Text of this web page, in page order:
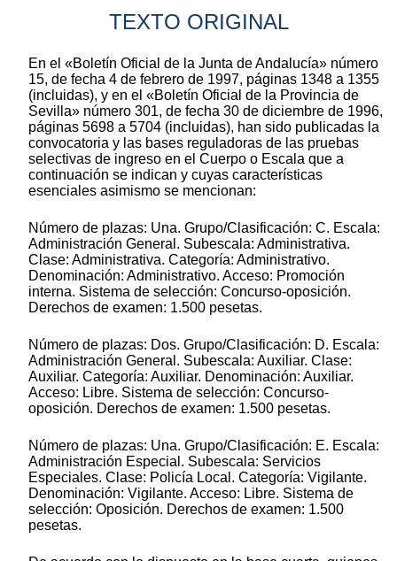
TEXTO ORIGINAL
En el «Boletín Oficial de la Junta de Andalucía» número
15, de fecha 4 de febrero de 1997, páginas 1348 a 1355
(incluidas), y en el «Boletín Oficial de la Provincia de
Sevilla» número 301, de fecha 30 de diciembre de 1996,
páginas 5698 a 5704 (incluidas), han sido publicadas la
convocatoria y las bases reguladoras de las pruebas
selectivas de ingreso en el Cuerpo o Escala que a
continuación se indican y cuyas características
esenciales asimismo se mencionan:
Número de plazas: Una. Grupo/Clasificación: C. Escala:
Administración General. Subescala: Administrativa.
Clase: Administrativa. Categoría: Administrativo.
Denominación: Administrativo. Acceso: Promoción
interna. Sistema de selección: Concurso-oposición.
Derechos de examen: 1.500 pesetas.
Número de plazas: Dos. Grupo/Clasificación: D. Escala:
Administración General. Subescala: Auxiliar. Clase:
Auxiliar. Categoría: Auxiliar. Denominación: Auxiliar.
Acceso: Libre. Sistema de selección: Concurso-
oposición. Derechos de examen: 1.500 pesetas.
Número de plazas: Una. Grupo/Clasificación: E. Escala:
Administración Especial. Subescala: Servicios
Especiales. Clase: Policía Local. Categoría: Vigilante.
Denominación: Vigilante. Acceso: Libre. Sistema de
selección: Oposición. Derechos de examen: 1.500
pesetas.